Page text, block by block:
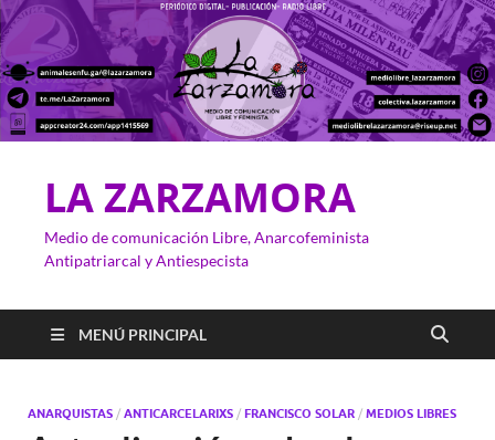
LA ZARZAMORA
Medio de comunicación Libre, Anarcofeminista
Antipatriarcal y Antiespecista
MENÚ PRINCIPAL
ANARQUISTAS / ANTICARCELARIXS / FRANCISCO SOLAR / MEDIOS LIBRES